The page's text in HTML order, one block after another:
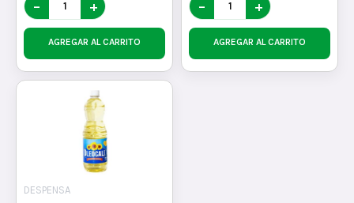
− +
AGREGAR AL CARRITO
− +
AGREGAR AL CARRITO
DESPENSA